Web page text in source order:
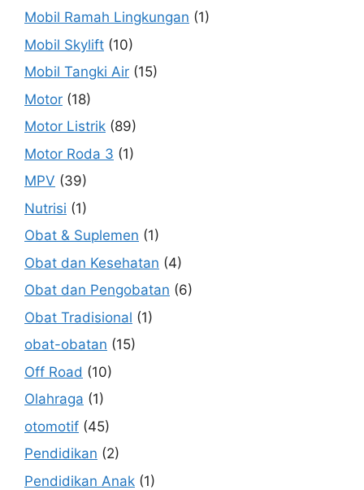
Mobil Ramah Lingkungan (1)
Mobil Skylift (10)
Mobil Tangki Air (15)
Motor (18)
Motor Listrik (89)
Motor Roda 3 (1)
MPV (39)
Nutrisi (1)
Obat & Suplemen (1)
Obat dan Kesehatan (4)
Obat dan Pengobatan (6)
Obat Tradisional (1)
obat-obatan (15)
Off Road (10)
Olahraga (1)
otomotif (45)
Pendidikan (2)
Pendidikan Anak (1)